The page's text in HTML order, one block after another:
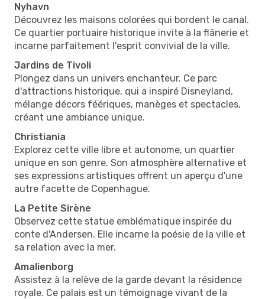
Nyhavn
Découvrez les maisons colorées qui bordent le canal.
Ce quartier portuaire historique invite à la flânerie et
incarne parfaitement l'esprit convivial de la ville.
Jardins de Tivoli
Plongez dans un univers enchanteur. Ce parc
d'attractions historique, qui a inspiré Disneyland,
mélange décors féériques, manèges et spectacles,
créant une ambiance unique.
Christiania
Explorez cette ville libre et autonome, un quartier
unique en son genre. Son atmosphère alternative et
ses expressions artistiques offrent un aperçu d'une
autre facette de Copenhague.
La Petite Sirène
Observez cette statue emblématique inspirée du
conte d'Andersen. Elle incarne la poésie de la ville et
sa relation avec la mer.
Amalienborg
Assistez à la relève de la garde devant la résidence
royale. Ce palais est un témoignage vivant de la